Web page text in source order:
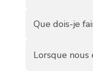
Que dois-je
Lorsque